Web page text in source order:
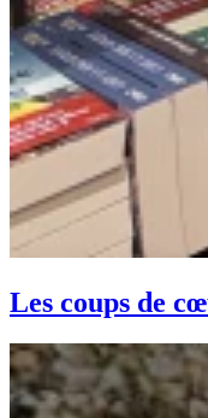
Les coups de